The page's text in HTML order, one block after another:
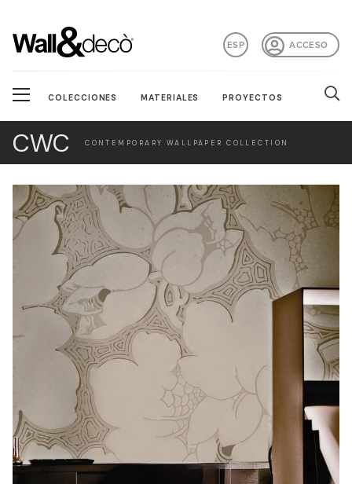
ACCESO
ESP
COLECCIONES MATERIALES PROYECTOS
CWC CONTEMPORARY WALLPAPER COLLECTION